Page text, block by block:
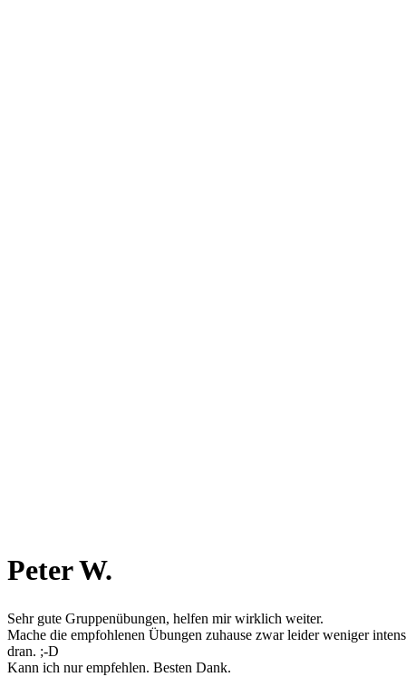
Peter W.
Sehr gute Gruppenübungen, helfen mir wirklich weiter.
Mache die empfohlenen Übungen zuhause zwar leider weniger
dran. ;-D
Kann ich nur empfehlen. Besten Dank.